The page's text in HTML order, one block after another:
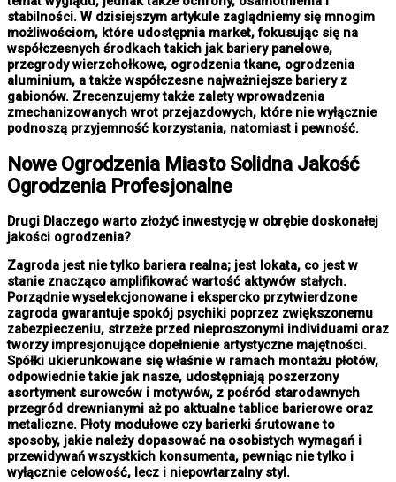
stabilności. W dzisiejszym artykule zaglądniemy się mnogim
możliwościom, które udostępnia market, fokusując się na
współczesnych środkach takich jak bariery panelowe,
przegrody wierzchołkowe, ogrodzenia tkane, ogrodzenia
aluminium, a także współczesne najważniejsze bariery z
gabionów. Zrecenzujemy także zalety wprowadzenia
zmechanizowanych wrot przejazdowych, które nie wyłącznie
podnoszą przyjemność korzystania, natomiast i pewność.
Nowe Ogrodzenia MiastoSolidna Jakość
Ogrodzenia Profesjonalne
Drugi Dlaczego warto złożyć inwestycję w obrębie doskonałej
jakości ogrodzenia?
Zagroda jest nie tylko bariera realna; jest lokata, co jest w
stanie znacząco amplifikować wartość aktywów stałych.
Porządnie wyselekcjonowane i ekspercko przytwierdzone
zagroda gwarantuje spokój psychiki poprzez zwiększonemu
zabezpieczeniu, strzeże przed nieproszonymi individuami oraz
tworzy impresjonujące dopełnienie artystyczne majętności.
Spółki ukierunkowane się właśnie w ramach montażu płotów,
odpowiednie takie jak nasze, udostępniają poszerzony
asortyment surowców i motywów, z pośród starodawnych
przegród drewnianymi aż po aktualne tablice barierowe oraz
metaliczne. Płoty modułowe czy barierki śrutowane to
sposoby, jakie należy dopasować na osobistych wymagań i
przewidywań wszystkich konsumenta, pewniąc nie tylko i
wyłącznie celowość, lecz i niepowtarzalny styl.